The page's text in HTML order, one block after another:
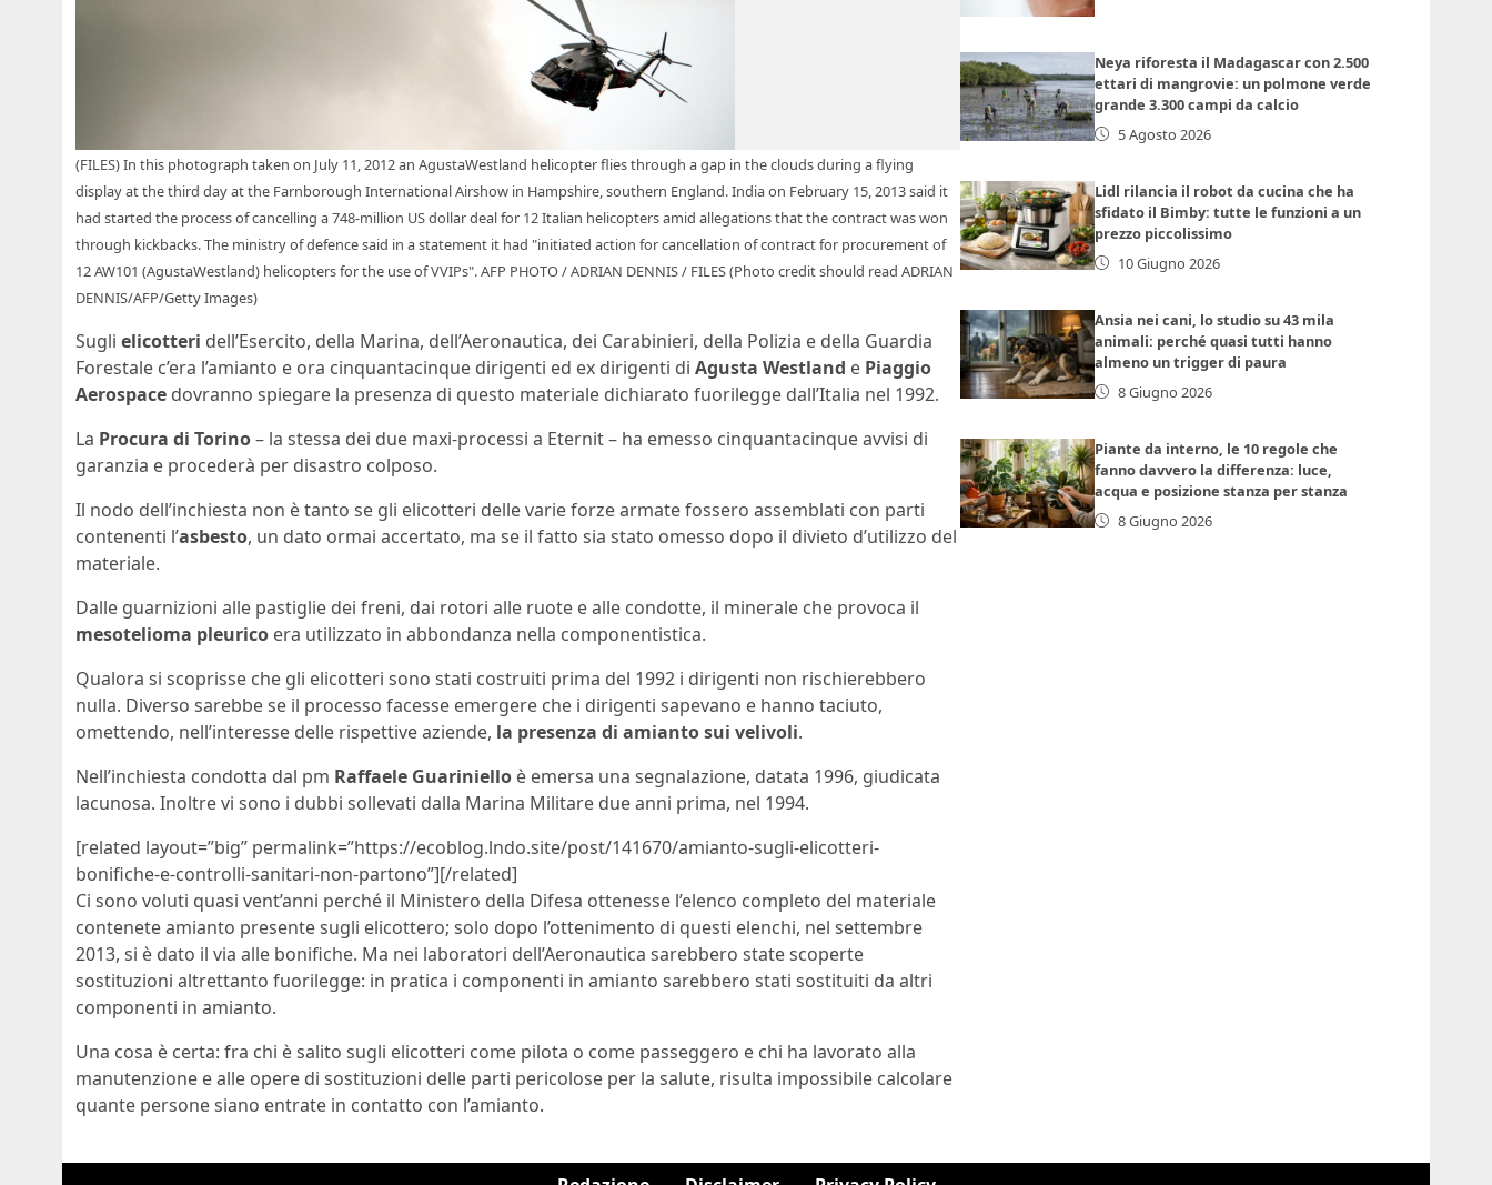
(FILES) In this photograph taken on July 11, 2012 an AgustaWestland helicopter flies through a gap in the clouds during a flying
display at the third day at the Farnborough International Airshow in Hampshire, southern England. India on February 15, 2013 said it
had started the process of cancelling a 748-million US dollar deal for 12 Italian helicopters amid allegations that the contract was won
through kickbacks. The ministry of defence said in a statement it had "initiated action for cancellation of contract for procurement of
12 AW101 (AgustaWestland) helicopters for the use of VVIPs". AFP PHOTO / ADRIAN DENNIS / FILES (Photo credit should read ADRIAN
DENNIS/AFP/Getty Images)
Sugli elicotteri dell’Esercito, della Marina, dell’Aeronautica, dei Carabinieri, della Polizia e della Guardia
Forestale c’era l’amianto e ora cinquantacinque dirigenti ed ex dirigenti di Agusta Westland e Piaggio
Aerospace dovranno spiegare la presenza di questo materiale dichiarato fuorilegge dall’Italia nel 1992.
La Procura di Torino– la stessa dei due maxi-processi a Eternit – ha emesso cinquantacinque avvisi di
garanzia e procederà per disastro colposo.
Il nodo dell’inchiesta non è tanto se gli elicotteri delle varie forze armate fossero assemblati con parti
contenenti l’asbesto, un dato ormai accertato, ma se il fatto sia stato omesso dopo il divieto d’utilizzo del
materiale.
Dalle guarnizioni alle pastiglie dei freni, dai rotori alle ruote e alle condotte, il minerale che provoca il
mesotelioma pleurico era utilizzato in abbondanza nella componentistica.
Qualora si scoprisse che gli elicotteri sono stati costruiti prima del 1992 i dirigenti non rischierebbero
nulla. Diverso sarebbe se il processo facesse emergere che i dirigenti sapevano e hanno taciuto,
omettendo, nell’interesse delle rispettive aziende, la presenza di amianto sui velivoli.
Nell’inchiesta condotta dal pm Raffaele Guariniello è emersa una segnalazione, datata 1996, giudicata
lacunosa. Inoltre vi sono i dubbi sollevati dalla Marina Militare due anni prima, nel 1994.
[related layout=”big” permalink=”https://ecoblog.lndo.site/post/141670/amianto-sugli-elicotteri-
bonifiche-e-controlli-sanitari-non-partono”][/related]
Ci sono voluti quasi vent’anni perché il Ministero della Difesa ottenesse l’elenco completo del materiale
contenete amianto presente sugli elicottero; solo dopo l’ottenimento di questi elenchi, nel settembre
2013, si è dato il via alle bonifiche. Ma nei laboratori dell’Aeronautica sarebbero state scoperte
sostituzioni altrettanto fuorilegge: in pratica i componenti in amianto sarebbero stati sostituiti da altri
componenti in amianto.
Una cosa è certa: fra chi è salito sugli elicotteri come pilota o come passeggero e chi ha lavorato alla
manutenzione e alle opere di sostituzioni delle parti pericolose per la salute, risulta impossibile calcolare
quante persone siano entrate in contatto con l’amianto.
Neya riforesta il Madagascar con 2.500
ettari di mangrovie: un polmone verde
grande 3.300 campi da calcio
5 Agosto 2026
Lidl rilancia il robot da cucina che ha
sfidato il Bimby: tutte le funzioni a un
prezzo piccolissimo
10 Giugno 2026
Ansia nei cani, lo studio su 43 mila
animali: perché quasi tutti hanno
almeno un trigger di paura
8 Giugno 2026
Piante da interno, le 10 regole che
fanno davvero la differenza: luce,
acqua e posizione stanza per stanza
8 Giugno 2026